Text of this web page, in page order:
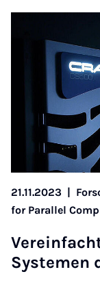
21.11.2023 |
for Parallel
Syste­men